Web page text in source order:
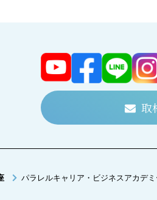
取
パラレルキャリア・ビジネスアカデミ